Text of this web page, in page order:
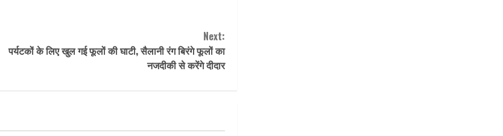
Next:
पर्यटकों के लिए खुल गई फूलों की घाटी, सैलानी रंग बिरंगे फूलों का
नजदीकी से करेंगे दीदार